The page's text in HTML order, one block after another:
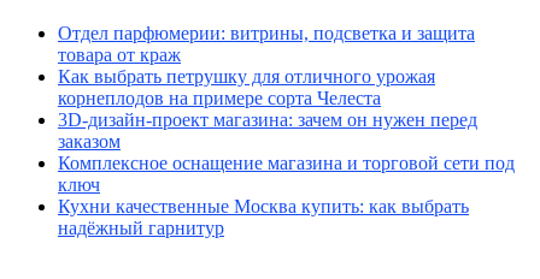
Отдел парфюмерии: витрины, подсветка и защита
товара от краж
Как выбрать петрушку для отличного урожая
корнеплодов на примере сорта Челеста
3D-дизайн-проект магазина: зачем он нужен перед
заказом
Комплексное оснащение магазина и торговой сети под
ключ
Кухни качественные Москва купить: как выбрать
надёжный гарнитур